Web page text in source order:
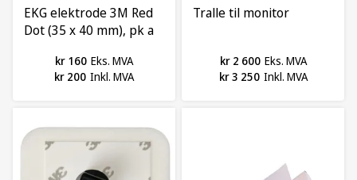
EKG elektrode 3M Red
Dot (35 x 40 mm), pk a
kr 160 Eks. MVA
kr 200 Inkl. MVA
Tralle til monitor
kr 2 600 Eks. MVA
kr 3 250 Inkl. MVA